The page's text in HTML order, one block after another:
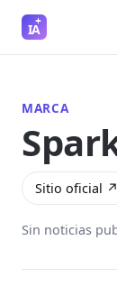
IA
MARCA
Sitio oficial ↗
Sin noticias